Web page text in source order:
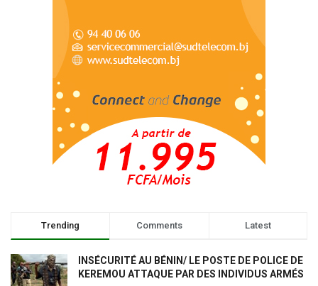
Trending Comments Latest
INSÉCURITÉ AU BÉNIN/ LE POSTE DE POLICE DE
KEREMOU ATTAQUE PAR DES INDIVIDUS ARMÉS